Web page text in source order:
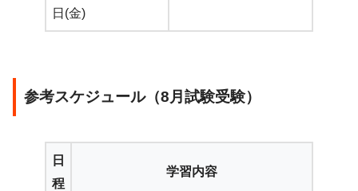
日(金)
参考スケジュール（8月試験受験）
日
程
学習内容